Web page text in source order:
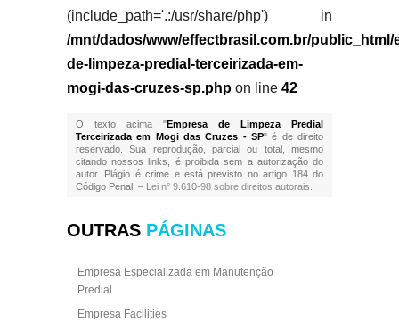
(include_path='.:/usr/share/php') in
/mnt/dados/www/effectbrasil.com.br/public_html/
de-limpeza-predial-terceirizada-em-
mogi-das-cruzes-sp.phpon line 42
O texto acima "Empresa de Limpeza Predial
Terceirizada em Mogi das Cruzes - SP" é de direito
reservado. Sua reprodução, parcial ou total, mesmo
citando nossos links, é proibida sem a autorização do
autor. Plágio é crime e está previsto no artigo 184 do
Código Penal. – Lei n° 9.610-98 sobre direitos autorais
OUTRAS PÁGINAS
Empresa Especializada em Manutenção
Predial
Empresa Facilities